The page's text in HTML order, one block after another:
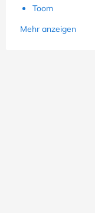
Toom
Mehr anzeigen